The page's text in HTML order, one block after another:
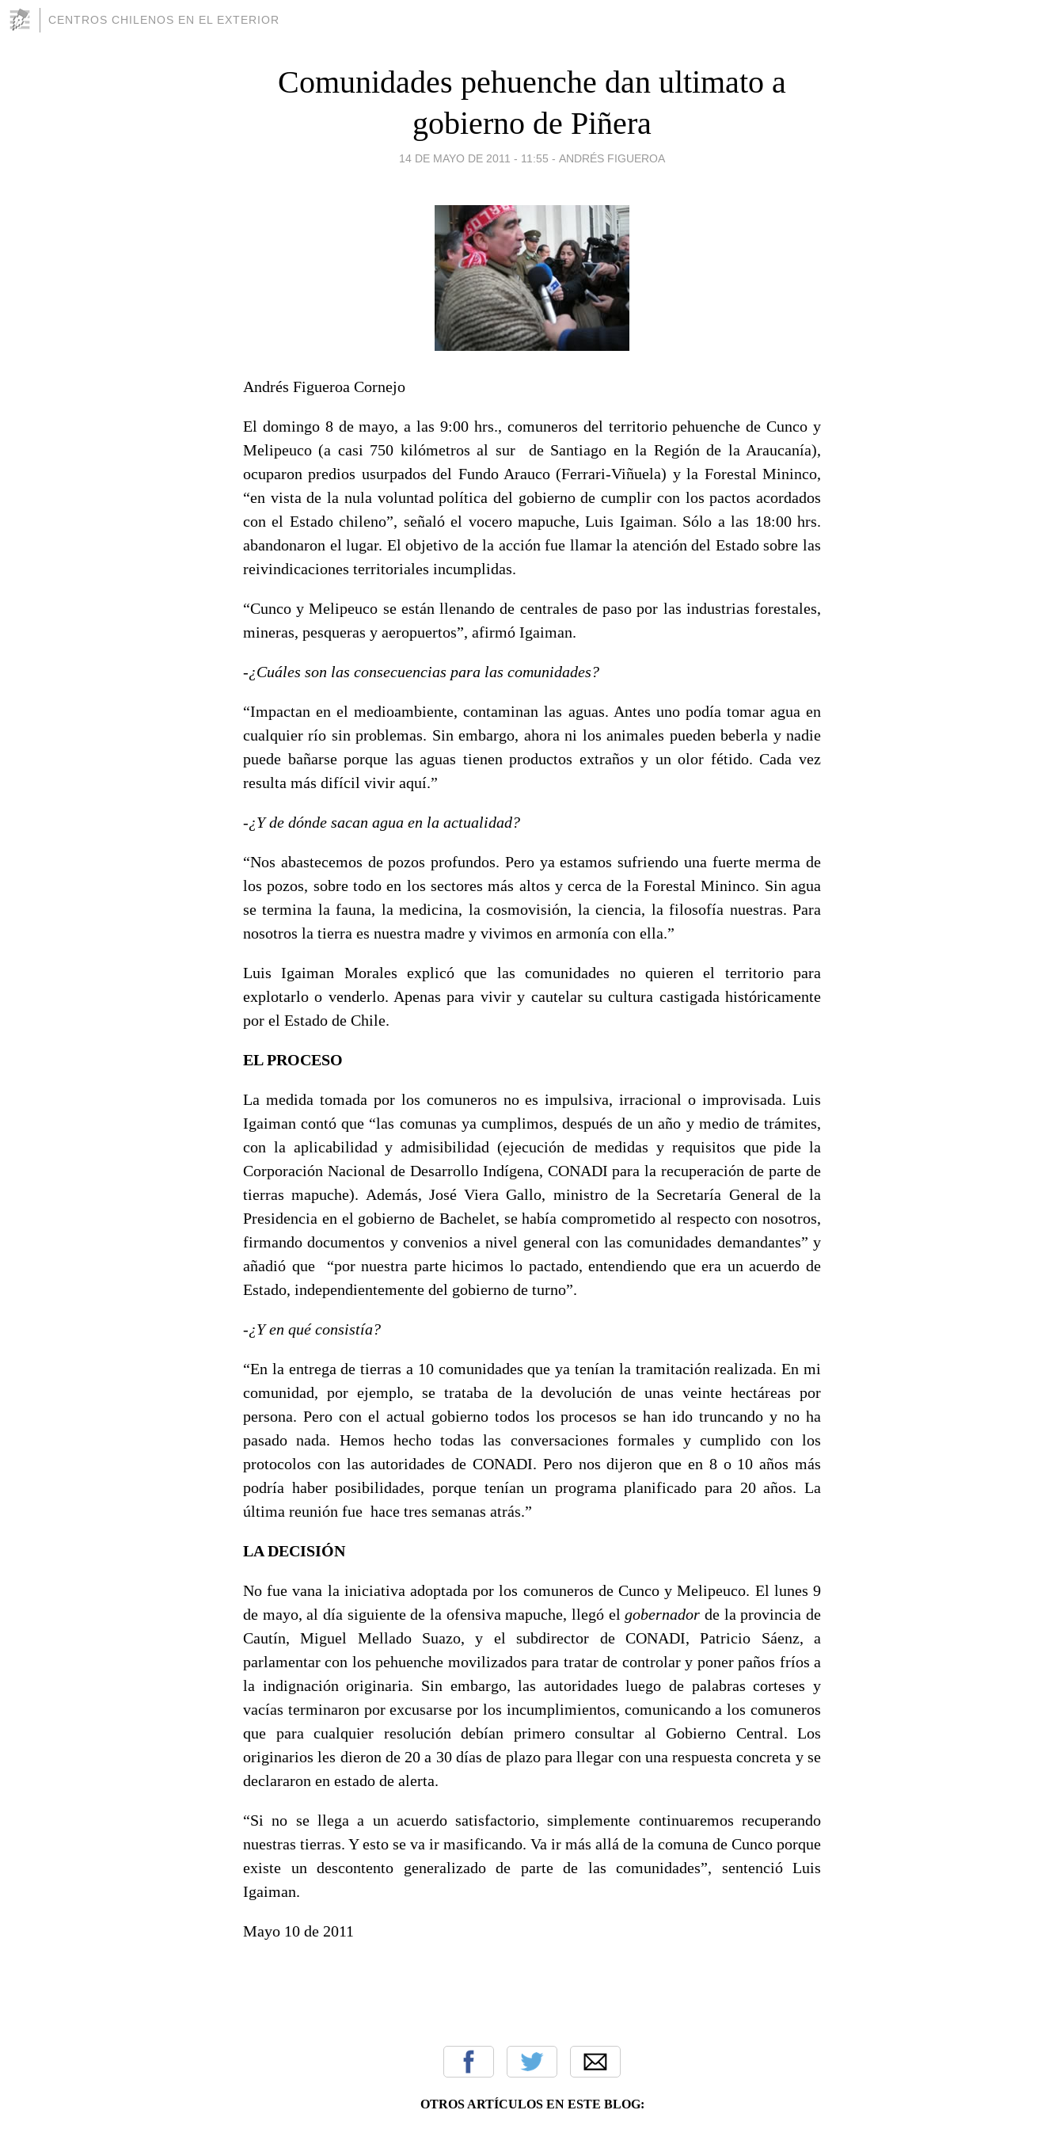
CENTROS CHILENOS EN EL EXTERIOR
Comunidades pehuenche dan ultimato a
gobierno de Piñera
14 DE MAYO DE 2011 - 11:55 - ANDRÉS FIGUEROA
Andrés Figueroa Cornejo
El domingo 8 de mayo, a las 9:00 hrs., comuneros del territorio pehuenche de Cunco y
Melipeuco (a casi 750 kilómetros al sur de Santiago en la Región de la Araucanía),
ocuparon predios usurpados del Fundo Arauco (Ferrari-Viñuela) y la Forestal Mininco,
“en vista de la nula voluntad política del gobierno de cumplir con los pactos acordados
con el Estado chileno”, señaló el vocero mapuche, Luis Igaiman. Sólo a las 18:00 hrs.
abandonaron el lugar. El objetivo de la acción fue llamar la atención del Estado sobre las
reivindicaciones territoriales incumplidas.
“Cunco y Melipeuco se están llenando de centrales de paso por las industrias forestales,
mineras, pesqueras y aeropuertos”, afirmó Igaiman.
-¿Cuáles son las consecuencias para las comunidades?
“Impactan en el medioambiente, contaminan las aguas. Antes uno podía tomar agua en
cualquier río sin problemas. Sin embargo, ahora ni los animales pueden beberla y nadie
puede bañarse porque las aguas tienen productos extraños y un olor fétido. Cada vez
resulta más difícil vivir aquí.”
-¿Y de dónde sacan agua en la actualidad?
“Nos abastecemos de pozos profundos. Pero ya estamos sufriendo una fuerte merma de
los pozos, sobre todo en los sectores más altos y cerca de la Forestal Mininco. Sin agua
se termina la fauna, la medicina, la cosmovisión, la ciencia, la filosofía nuestras. Para
nosotros la tierra es nuestra madre y vivimos en armonía con ella.”
Luis Igaiman Morales explicó que las comunidades no quieren el territorio para
explotarlo o venderlo. Apenas para vivir y cautelar su cultura castigada históricamente
por el Estado de Chile.
EL PROCESO
La medida tomada por los comuneros no es impulsiva, irracional o improvisada. Luis
Igaiman contó que “las comunas ya cumplimos, después de un año y medio de trámites,
con la aplicabilidad y admisibilidad (ejecución de medidas y requisitos que pide la
Corporación Nacional de Desarrollo Indígena, CONADI para la recuperación de parte de
tierras mapuche). Además, José Viera Gallo, ministro de la Secretaría General de la
Presidencia en el gobierno de Bachelet, se había comprometido al respecto con nosotros,
firmando documentos y convenios a nivel general con las comunidades demandantes” y
añadió que “por nuestra parte hicimos lo pactado, entendiendo que era un acuerdo de
Estado, independientemente del gobierno de turno”.
-¿Y en qué consistía?
“En la entrega de tierras a 10 comunidades que ya tenían la tramitación realizada. En mi
comunidad, por ejemplo, se trataba de la devolución de unas veinte hectáreas por
persona. Pero con el actual gobierno todos los procesos se han ido truncando y no ha
pasado nada. Hemos hecho todas las conversaciones formales y cumplido con los
protocolos con las autoridades de CONADI. Pero nos dijeron que en 8 o 10 años más
podría haber posibilidades, porque tenían un programa planificado para 20 años. La
última reunión fue hace tres semanas atrás.”
LA DECISIÓN
No fue vana la iniciativa adoptada por los comuneros de Cunco y Melipeuco. El lunes 9
de mayo, al día siguiente de la ofensiva mapuche, llegó elgobernador de la provincia de
Cautín, Miguel Mellado Suazo, y el subdirector de CONADI, Patricio Sáenz, a
parlamentar con los pehuenche movilizados para tratar de controlar y poner paños fríos a
la indignación originaria. Sin embargo, las autoridades luego de palabras corteses y
vacías terminaron por excusarse por los incumplimientos, comunicando a los comuneros
que para cualquier resolución debían primero consultar al Gobierno Central. Los
originarios les dieron de 20 a 30 días de plazo para llegar con una respuesta concreta y se
declararon en estado de alerta.
“Si no se llega a un acuerdo satisfactorio, simplemente continuaremos recuperando
nuestras tierras. Y esto se va ir masificando. Va ir más allá de la comuna de Cunco porque
existe un descontento generalizado de parte de las comunidades”, sentenció Luis
Igaiman.
Mayo 10 de 2011
OTROS ARTÍCULOS EN ESTE BLOG: